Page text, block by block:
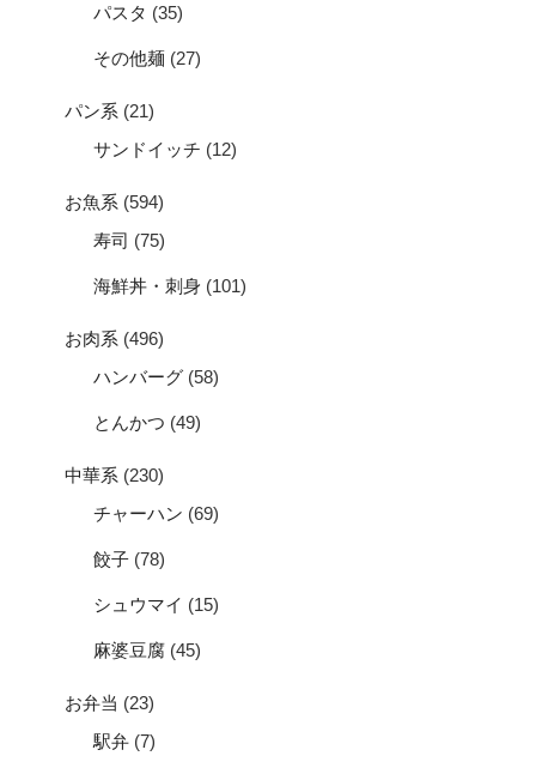
パスタ (35)
その他麺 (27)
パン系 (21)
サンドイッチ (12)
お魚系 (594)
寿司 (75)
海鮮丼・刺身 (101)
お肉系 (496)
ハンバーグ (58)
とんかつ (49)
中華系 (230)
チャーハン (69)
餃子 (78)
シュウマイ (15)
麻婆豆腐 (45)
お弁当 (23)
駅弁 (7)